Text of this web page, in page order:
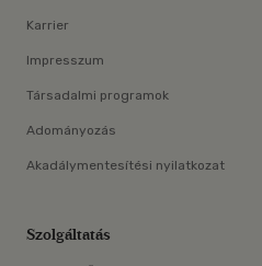
Karrier
Impresszum
Társadalmi programok
Adományozás
Akadálymentesítési nyilatkozat
Szolgáltatás